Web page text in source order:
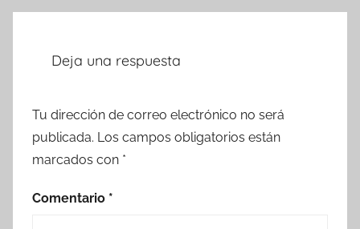
Deja una respuesta
Tu dirección de correo electrónico no será
publicada. Los campos obligatorios están
marcados con *
Comentario *